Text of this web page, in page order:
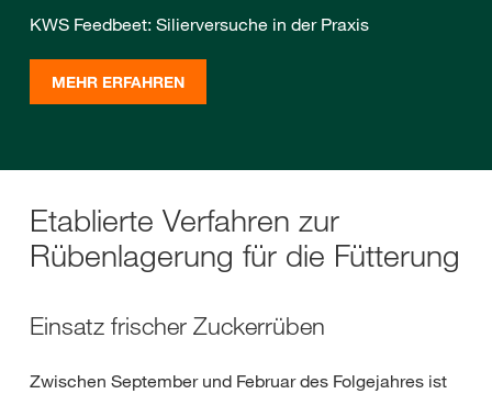
KWS Feedbeet: Silierversuche in der Praxis
MEHR ERFAHREN
Etablierte Verfahren zur
Rübenlagerung für die Fütterung
Einsatz frischer Zuckerrüben
Zwischen September und Februar des Folgejahres ist